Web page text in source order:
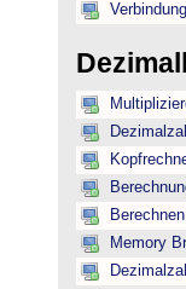
Memory